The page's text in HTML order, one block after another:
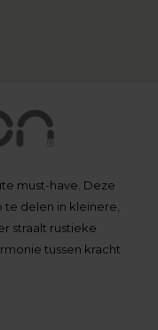
must-have. Deze
delen in kleinere,
straalt rustieke
tussen kracht